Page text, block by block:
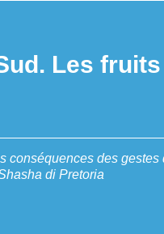
Les fruits
conséquences des gestes
di Pretoria